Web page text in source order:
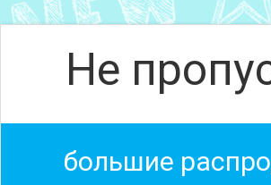
Не
большие